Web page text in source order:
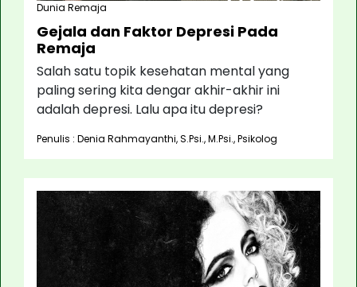
Dunia Remaja
Gejala dan Faktor Depresi Pada
Remaja
Salah satu topik kesehatan mental yang
paling sering kita dengar akhir-akhir ini
adalah depresi. Lalu apa itu depresi?
Penulis : Denia Rahmayanthi, S.Psi., M.Psi., Psikolog